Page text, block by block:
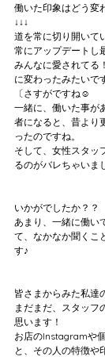
働いた印象はどう変
↓↓↓
道を常に切り開いて
常にアップデートし
みんなに愛されてる！
に変わったみたいで
〔さすがですね☺️
一緒に、働いた事が
者になると、昔より
ったのですね。
そして、女性スタッ
るのがバレちゃいま
いかがでしたか？？
あまり、一緒に働い
て、なかなか聞くこ
す♪
皆さまからみた私達
まだまだ、スタッフ
思います！
お店のInstagramや
と、その人の特徴